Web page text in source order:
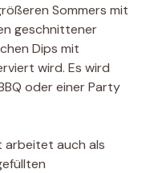
Sommers mit
geschnittener
Dips mit
wird. Es wird
oder einer Party
arbeitet auch als